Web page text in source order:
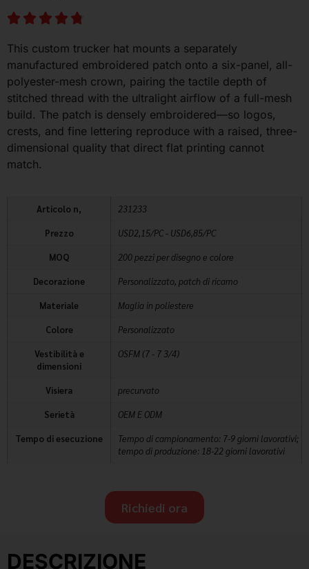
This custom trucker hat mounts a separately
manufactured embroidered patch onto a six-panel, all-
polyester-mesh crown, pairing the tactile depth of
stitched thread with the ultralight airflow of a full-mesh
build. The patch is densely embroidered—so logos,
crests, and fine lettering reproduce with a raised, three-
dimensional quality that direct flat printing cannot
match.
Articolo n, 231233
Prezzo USD2,15/PC - USD6,85/PC
MOQ 200 pezzi per disegno e colore
Decorazione Personalizzato, patch di ricamo
Materiale Maglia in poliestere
Colore Personalizzato
Vestibilità e
dimensioni
OSFM (7 - 7 3/4)
Visiera precurvato
Serietà OEM E ODM
Tempo di esecuzione
Tempo di campionamento: 7-9 giorni lavorativi;
tempo di produzione: 18-22 giorni lavorativi
Richiedi ora
DESCRIZIONE